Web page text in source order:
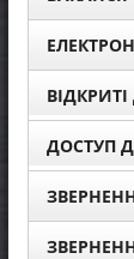
ДОСТУП